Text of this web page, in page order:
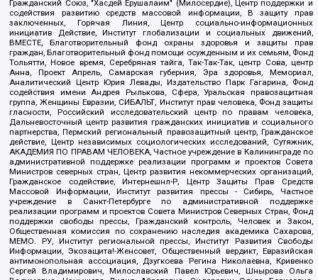
Гражданский Союз, "Хасдей Ерушалаим" (Милосердие), Центр поддержки и
содействия развитию средств массовой информации, В защиту прав
заключенных, Горячая Линия, Центр социально-информационных
инициатив Действие, Институт глобализации и социальных движений,
ВМЕСТЕ, Благотворительный фонд охраны здоровья и защиты прав
граждан, Благотворительный фонд помощи осужденным и их семьям, Фонд
Тольятти, Новое время, Серебряная тайга, Так-Так-Так, центр Сова, центр
Анна, Проект Апрель, Самарская губерния, Эра здоровья, Мемориал,
Аналитический Центр Юрия Левады, Издательство Парк Гагарина, Фонд
содействия имени Андрея Рылькова, Сфера, Уральская правозащитная
группа, Женщины Евразии, СИБАЛЬТ, Институт прав человека, Фонд защиты
гласности, Российский исследовательский центр по правам человека,
Дальневосточный центр развития гражданских инициатив и социального
партнерства, Пермский региональный правозащитный центр, Гражданское
действие, Центр независимых социологических исследований, Сутяжник,
АКАДЕМИЯ ПО ПРАВАМ ЧЕЛОВЕКА, Частное учреждение в Калининграде по
административной поддержке реализации программ и проектов Совета
Министров северных стран, Центр развития некоммерческих организаций,
Гражданское содействие, Интернешнл-Р, Центр Защиты Прав Средств
Массовой Информации, Институт развития прессы - Сибирь, Частное
учреждение в Санкт-Петербурге по административной поддержке
реализации программ и проектов Совета Министров Северных Стран, Фонд
поддержки свободы прессы, Гражданский контроль, Человек и Закон,
Общественная комиссия по сохранению наследия академика Сахарова,
МЕМО. РУ, Институт региональной прессы, Институт Развития Свободы
Информации, Экозащита!-Женсовет, Общественный вердикт, Евразийская
антимонопольная ассоциация, Дзугкоева Регина Николаевна, Кривенко
Сергей Владимирович, Милославский Павел Юрьевич, Шнырова Ольга